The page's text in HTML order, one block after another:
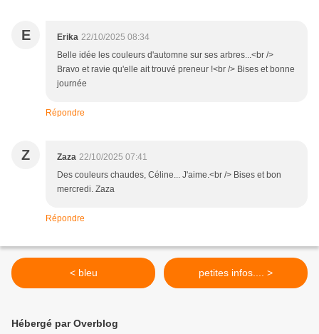
E Erika 22/10/2025 08:34
Belle idée les couleurs d'automne sur ses arbres...<br />
Bravo et ravie qu'elle ait trouvé preneur !<br /> Bises et bonne
journée
Répondre
Z Zaza 22/10/2025 07:41
Des couleurs chaudes, Céline... J'aime.<br /> Bises et bon
mercredi. Zaza
Répondre
< bleu petites infos.... >
Hébergé par Overblog